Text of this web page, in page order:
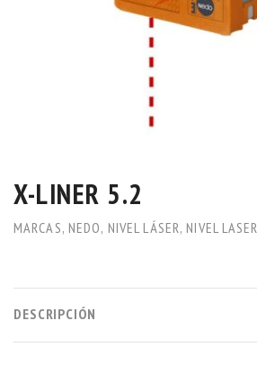
X-LINER 5.2
MARCAS, NEDO, NIVEL LÁSER, NIVEL LASER
DESCRIPCIÓN